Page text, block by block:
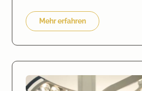
Mehr erfahren
Dermis Hautklinik Seefeld –